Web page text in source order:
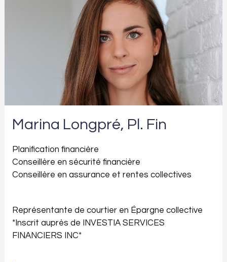
Marina Longpré, Pl. Fin
Planification financière
Conseillère en sécurité financière
Conseillère en assurance et rentes collectives
Représentante de courtier en Épargne collective
*Inscrit auprès de INVESTIA SERVICES
FINANCIERS INC*